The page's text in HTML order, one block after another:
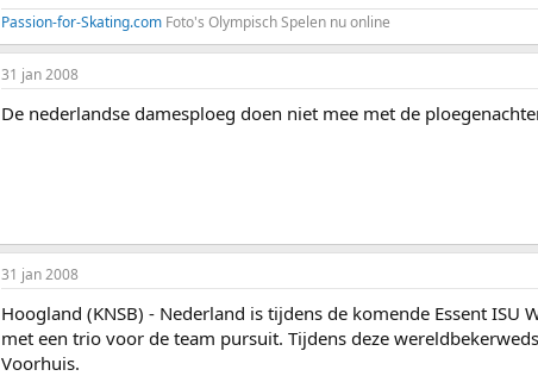
Passion-for-Skating.com Foto's Olympisch Spelen nu online
31 jan 2008
De nederlandse damesploeg doen niet mee met de
31 jan 2008
Hoogland (KNSB) - Nederland is tijdens de komende Essent
met een trio voor de team pursuit. Tijdens deze
Voorhuis.